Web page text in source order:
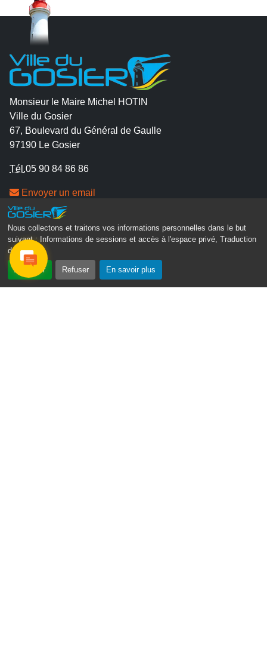
Nous collectons et traitons vos informations personnelles dans le but
suivant :
Informations de sessions et accès à l'espace privé, Traduction
des pages .
Accepter Refuser En savoir plus
Monsieur le Maire Michel HOTIN
Ville du Gosier
67, Boulevard du Général de Gaulle
97190 Le Gosier
Tél.05 90 84 86 86
Envoyer un email
Contacter la P.R.A.D.A
Contactez le délégué à la protection des données
personnelles - D.P.O
Suivez-nous